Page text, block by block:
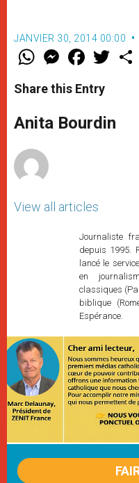
JANVIER 30, 2014 00:00
W
t
s
p
p
M
e
s
e
g
e
F
a
e
b
o
k
w
r
Share this Entry
Anita Bourdin
View all articles
Journaliste
depuis 1995.
lancé le
en
classiques
biblique
Espérance.